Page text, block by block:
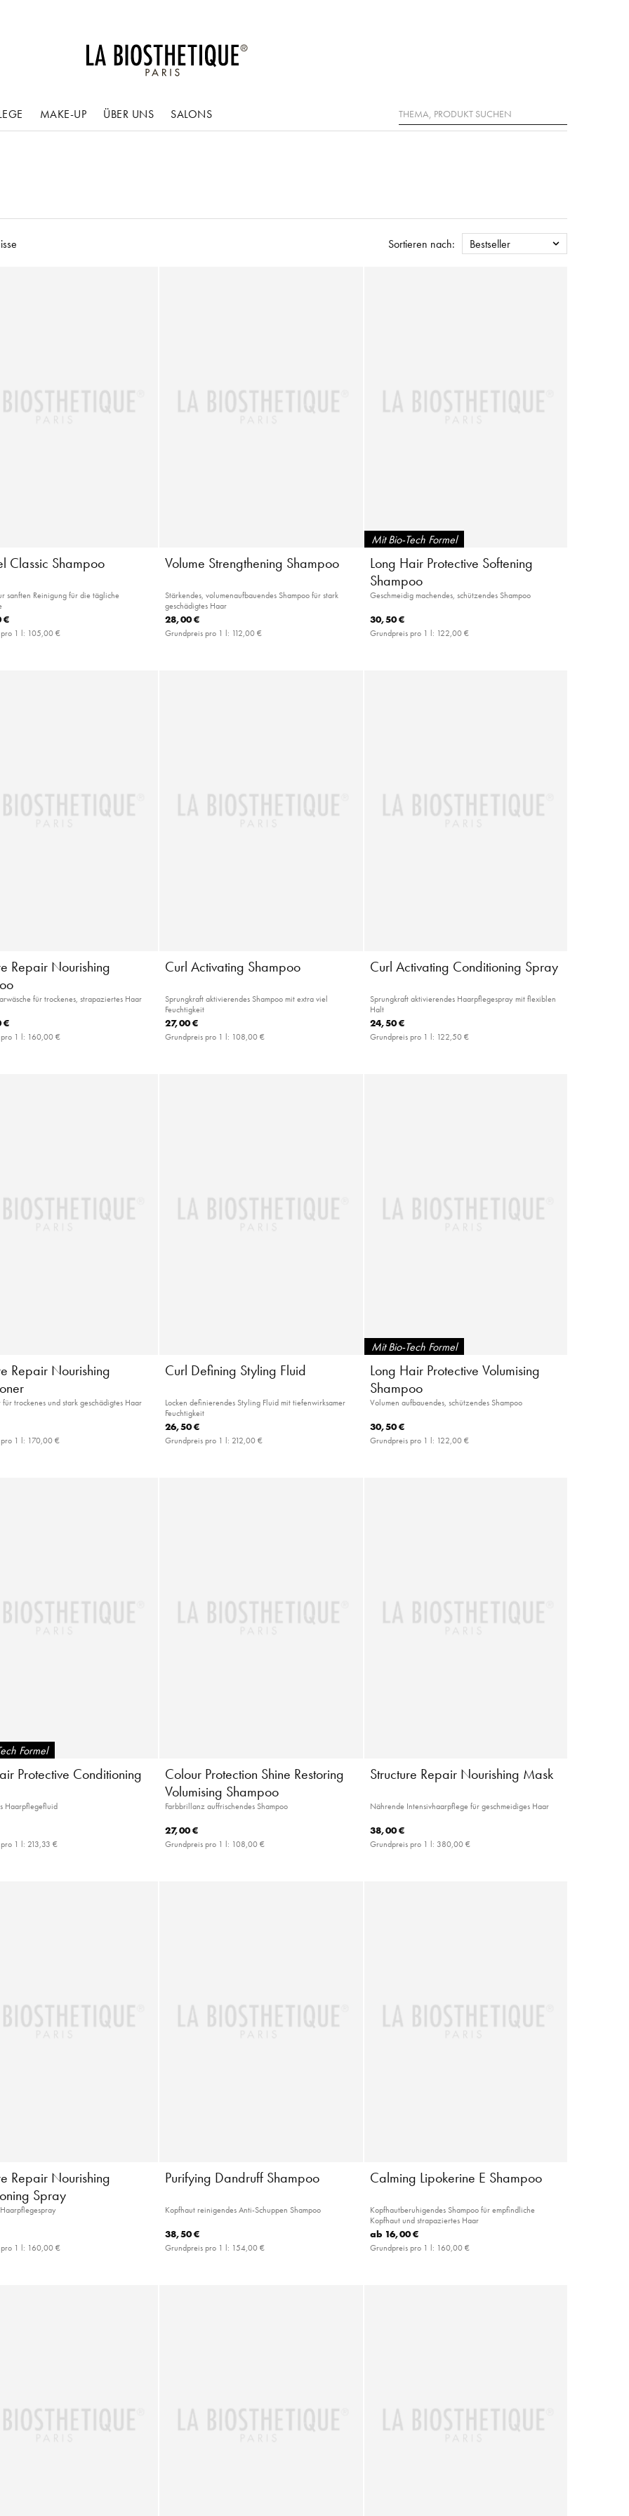
MAKE-UP ÜBER UNS SALONS Suche
Sortieren nach: Bestseller
Classic Shampoo
sanften Reinigung für die tägliche
€
1 l: 105,00 €
Volume Strengthening Shampoo
Stärkendes, volumenaufbauendes Shampoo für stark
geschädigtes Haar
28,00 €
Grundpreis pro 1 l: 112,00 €
Mit Bio-Tech Formel
Long Hair Protective Softening
Shampoo
Geschmeidig machendes, schützendes Shampoo
30,50 €
Grundpreis pro 1 l: 122,00 €
Repair Nourishing
für trockenes, strapaziertes Haar
€
1 l: 160,00 €
Curl Activating Shampoo
Sprungkraft aktivierendes Shampoo mit extra viel
Feuchtigkeit
27,00 €
Grundpreis pro 1 l: 108,00 €
Curl Activating Conditioning Spray
Sprungkraft aktivierendes Haarpflegespray mit flexiblen
Halt
24,50 €
Grundpreis pro 1 l: 122,50 €
Repair Nourishing
trockenes und stark geschädigtes Haar
1 l: 170,00 €
Curl Defining Styling Fluid
Locken definierendes Styling Fluid mit tiefenwirksamer
Feuchtigkeit
26,50 €
Grundpreis pro 1 l: 212,00 €
Mit Bio-Tech Formel
Long Hair Protective Volumising
Shampoo
Volumen aufbauendes, schützendes Shampoo
30,50 €
Grundpreis pro 1 l: 122,00 €
Formel
Protective Conditioning
Haarpflegefluid
1 l: 213,33 €
Colour Protection Shine Restoring
Volumising Shampoo
Farbbrillanz auffrischendes Shampoo
27,00 €
Grundpreis pro 1 l: 108,00 €
Structure Repair Nourishing Mask
Nährende Intensivhaarpflege für geschmeidiges Haar
38,00 €
Grundpreis pro 1 l: 380,00 €
Repair Nourishing
Spray
1 l: 160,00 €
Purifying Dandruff Shampoo
Kopfhaut reinigendes Anti-Schuppen Shampoo
38,50 €
Grundpreis pro 1 l: 154,00 €
Calming Lipokerine E Shampoo
Kopfhautberuhigendes Shampoo für empfindliche
Kopfhaut und strapaziertes Haar
ab 16,00 €
Grundpreis pro 1 l: 160,00 €